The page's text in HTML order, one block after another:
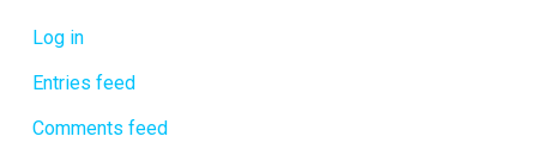
Log in
Entries feed
Comments feed